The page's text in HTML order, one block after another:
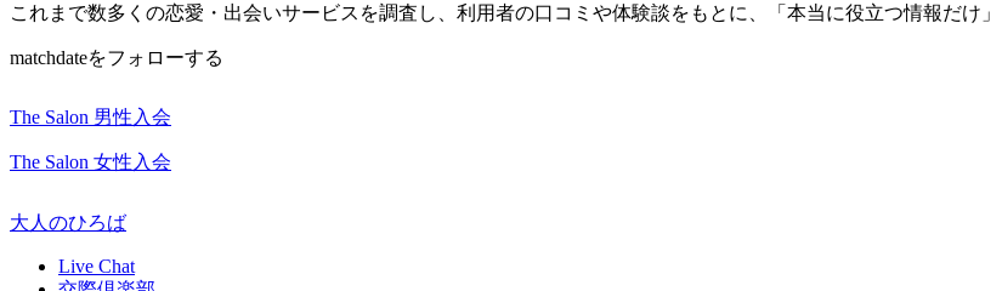
これまで数多くの恋愛・出会いサービスを調査し、利用者の口コミや体験談をもとに、「本当に役立つ情報だけ
matchdateをフォローする
The Salon 男性入会
The Salon 女性入会
大人のひろば
Live Chat